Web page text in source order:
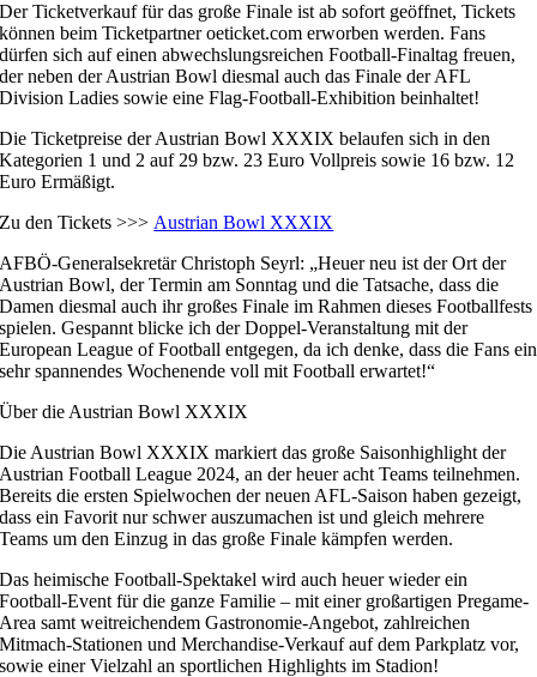
Der Ticketverkauf für das große Finale ist ab sofort geöffnet, Tickets
können beim Ticketpartner oeticket.com erworben werden. Fans
dürfen sich auf einen abwechslungsreichen Football-Finaltag freuen,
der neben der Austrian Bowl diesmal auch das Finale der AFL
Division Ladies sowie eine Flag-Football-Exhibition beinhaltet!
Die Ticketpreise der Austrian Bowl XXXIX belaufen sich in den
Kategorien 1 und 2 auf 29 bzw. 23 Euro Vollpreis sowie 16 bzw. 12
Euro Ermäßigt.
Zu den Tickets >>> Austrian Bowl XXXIX
AFBÖ-Generalsekretär Christoph Seyrl: „Heuer neu ist der Ort der
Austrian Bowl, der Termin am Sonntag und die Tatsache, dass die
Damen diesmal auch ihr großes Finale im Rahmen dieses Footballfests
spielen. Gespannt blicke ich der Doppel-Veranstaltung mit der
European League of Football entgegen, da ich denke, dass die Fans ein
sehr spannendes Wochenende voll mit Football erwartet!“
Über die Austrian Bowl XXXIX
Die Austrian Bowl XXXIX markiert das große Saisonhighlight der
Austrian Football League 2024, an der heuer acht Teams teilnehmen.
Bereits die ersten Spielwochen der neuen AFL-Saison haben gezeigt,
dass ein Favorit nur schwer auszumachen ist und gleich mehrere
Teams um den Einzug in das große Finale kämpfen werden.
Das heimische Football-Spektakel wird auch heuer wieder ein
Football-Event für die ganze Familie – mit einer großartigen Pregame-
Area samt weitreichendem Gastronomie-Angebot, zahlreichen
Mitmach-Stationen und Merchandise-Verkauf auf dem Parkplatz vor,
sowie einer Vielzahl an sportlichen Highlights im Stadion!